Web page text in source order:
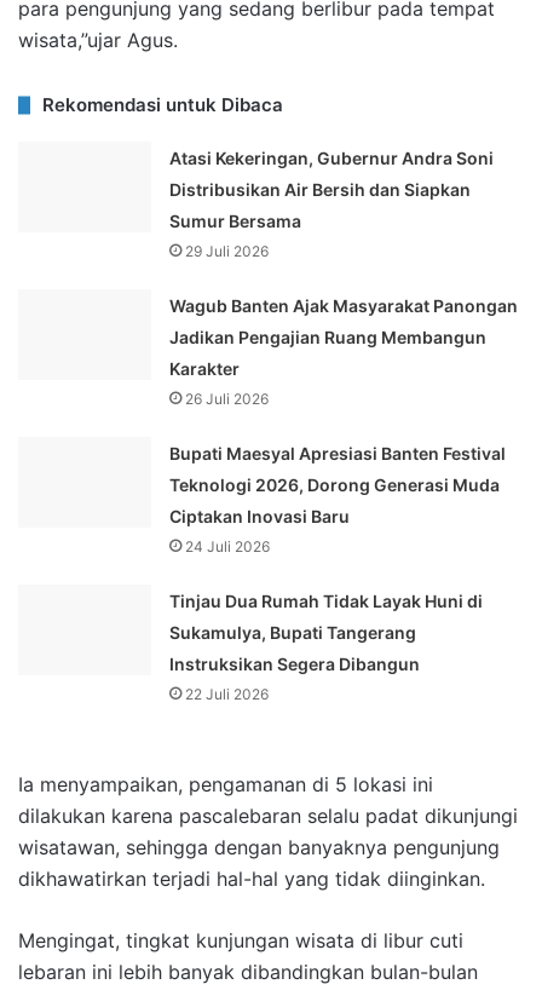
para pengunjung yang sedang berlibur pada tempat
wisata,”ujar Agus.
Rekomendasi untuk Dibaca
Atasi Kekeringan, Gubernur Andra Soni
Distribusikan Air Bersih dan Siapkan
Sumur Bersama
29 Juli 2026
Wagub Banten Ajak Masyarakat Panongan
Jadikan Pengajian Ruang Membangun
Karakter
26 Juli 2026
Bupati Maesyal Apresiasi Banten Festival
Teknologi 2026, Dorong Generasi Muda
Ciptakan Inovasi Baru
24 Juli 2026
Tinjau Dua Rumah Tidak Layak Huni di
Sukamulya, Bupati Tangerang
Instruksikan Segera Dibangun
22 Juli 2026
Ia menyampaikan, pengamanan di 5 lokasi ini
dilakukan karena pascalebaran selalu padat dikunjungi
wisatawan, sehingga dengan banyaknya pengunjung
dikhawatirkan terjadi hal-hal yang tidak diinginkan.
Mengingat, tingkat kunjungan wisata di libur cuti
lebaran ini lebih banyak dibandingkan bulan-bulan